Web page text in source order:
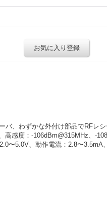
お気に入り登録
バ、わずかな外付け部品でRFレ
高感度：-106dBm@315MHz、-
〜5.0V、動作電流：2.8〜3.5mA、